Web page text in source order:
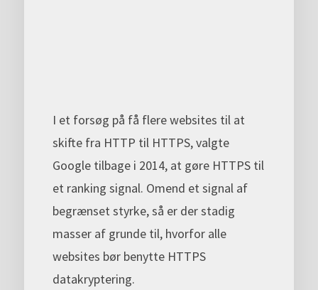
I et forsøg på få flere websites til at
skifte fra HTTP til HTTPS, valgte
Google tilbage i 2014, at gøre HTTPS til
et ranking signal. Omend et signal af
begrænset styrke, så er der stadig
masser af grunde til, hvorfor alle
websites bør benytte HTTPS
datakryptering.